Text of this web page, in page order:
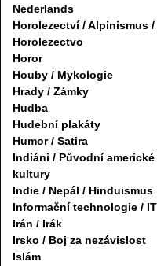
Nederlands
Horolezectví / Alpinismus /
Horolezectvo
Horor
Houby / Mykologie
Hrady / Zámky
Hudba
Hudební plakáty
Humor / Satira
Indiáni / Původní americké
kultury
Indie / Nepál / Hinduismus
Informační technologie / IT
Irán / Irák
Irsko / Boj za nezávislost
Islám